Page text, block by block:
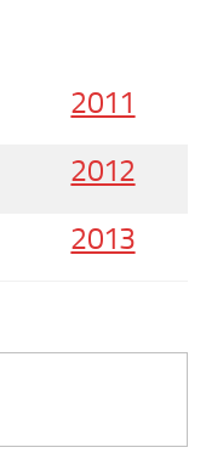
2011
2012
2013